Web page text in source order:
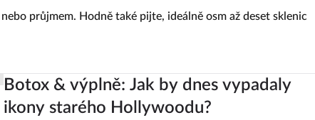
průjmem. Hodně také pijte, ideálně osm až deset sklenic
Botox & výplně: Jak by dnes vypadaly
ikony starého Hollywoodu?